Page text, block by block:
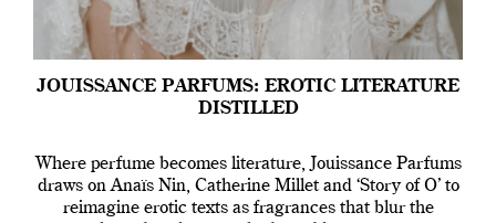
JOUISSANCE PARFUMS: EROTIC LITERATURE
DISTILLED
Where perfume becomes literature, Jouissance Parfums
draws on Anaïs Nin, Catherine Millet and ‘Story of O’ to
reimagine erotic texts as fragrances that blur the